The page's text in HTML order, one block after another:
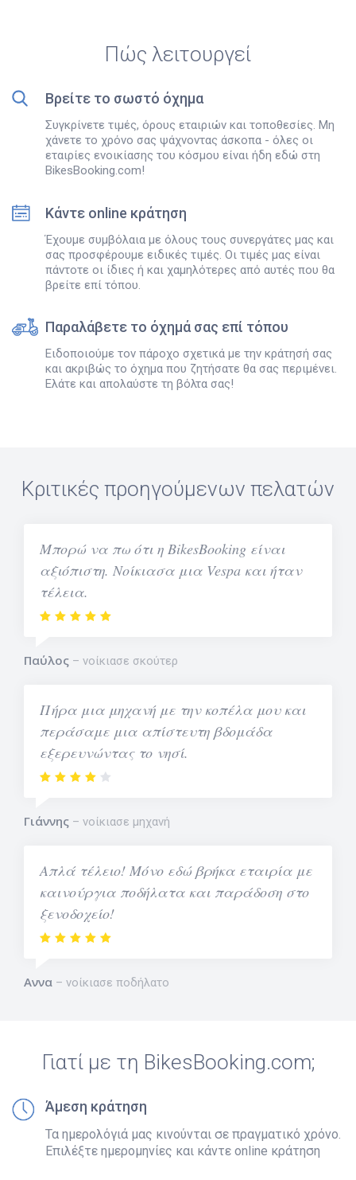
Πώς λειτουργεί
Βρείτε το σωστό όχημα
Συγκρίνετε τιμές, όρους εταιριών και τοποθεσίες. Μη
χάνετε το χρόνο σας ψάχνοντας άσκοπα - όλες οι
εταιρίες ενοικίασης του κόσμου είναι ήδη εδώ στη
BikesBooking.com!
Κάντε online κράτηση
Έχουμε συμβόλαια με όλους τους συνεργάτες μας και
σας προσφέρουμε ειδικές τιμές. Οι τιμές μας είναι
πάντοτε οι ίδιες ή και χαμηλότερες από αυτές που θα
βρείτε επί τόπου.
Παραλάβετε το όχημά σας επί τόπου
Ειδοποιούμε τον πάροχο σχετικά με την κράτησή σας
και ακριβώς το όχημα που ζητήσατε θα σας περιμένει.
Ελάτε και απολαύστε τη βόλτα σας!
Κριτικές προηγούμενων πελατών
Μπορώ να πω ότι η BikesBooking είναι
αξιόπιστη. Νοίκιασα μια Vespa και ήταν
τέλεια.
Παύλος νοίκιασε σκούτερ
Πήρα μια μηχανή με την κοπέλα μου και
περάσαμε μια απίστευτη βδομάδα
εξερευνώντας το νησί.
Γιάννης νοίκιασε μηχανή
Απλά τέλειο! Μόνο εδώ βρήκα εταιρία με
καινούργια ποδήλατα και παράδοση στο
ξενοδοχείο!
Αννα νοίκιασε ποδήλατο
Γιατί με τη BikesBooking.com;
Άμεση κράτηση
Τα ημερολόγιά μας κινούνται σε πραγματικό χρόνο.
Επιλέξτε ημερομηνίες και κάντε online κράτηση